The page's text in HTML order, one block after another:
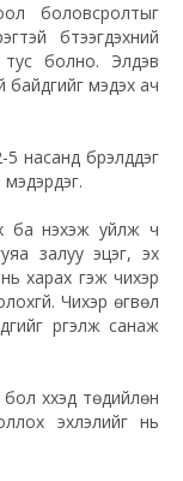
боловсролтыг
бүтээгдэхүүний
болно. Элдэв
байдгийг мэдэх ач
насанд бүрэлддэг
мэдэрдэг.
ба нэхэж уйлж ч
залуу эцэг, эх
харах гэж чихэр
Чихэр өгвөл
үргэлж санаж
хүүхэд төдийлөн
эхлэлийг нь